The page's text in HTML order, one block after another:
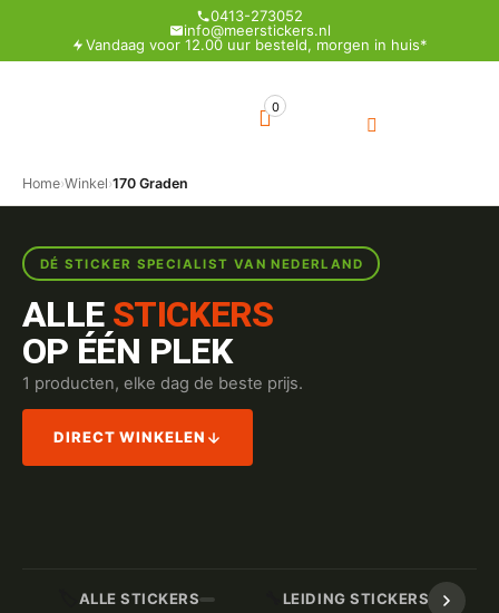
0413-273052
info@meerstickers.nl
Vandaag voor 12.00 uur besteld, morgen in huis*
0
Home›Winkel›170 Graden
DÉ STICKER SPECIALIST VAN NEDERLAND
ALLE STICKERS
OP ÉÉN PLEK
1 producten, elke dag de beste prijs.
DIRECT WINKELEN
ALLE STICKERS LEIDING STICKERS /